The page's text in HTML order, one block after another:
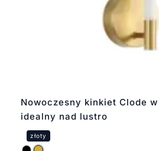
Nowoczesny kinkiet Clode
idealny nad lustro